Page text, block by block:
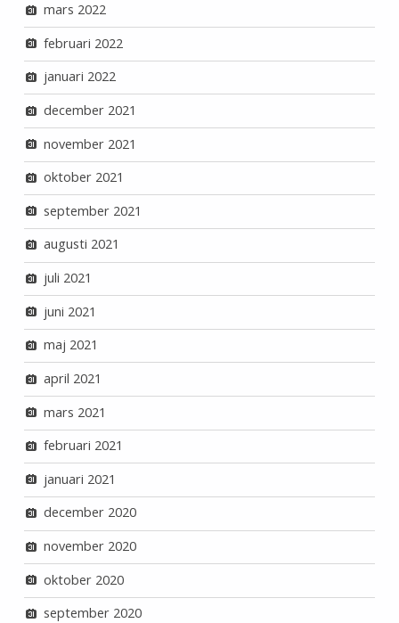
mars 2022
februari 2022
januari 2022
december 2021
november 2021
oktober 2021
september 2021
augusti 2021
juli 2021
juni 2021
maj 2021
april 2021
mars 2021
februari 2021
januari 2021
december 2020
november 2020
oktober 2020
september 2020